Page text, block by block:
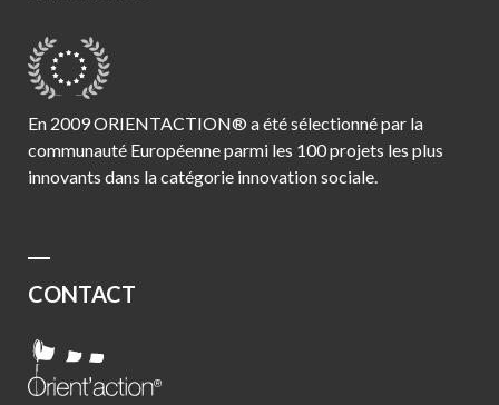
En 2009 ORIENTACTION® a été sélectionné par la
communauté Européenne parmi les 100 projets les plus
innovants dans la catégorie innovation sociale.
CONTACT